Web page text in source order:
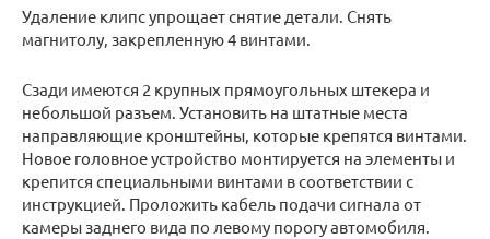
Удаление клипс упрощает снятие детали. Снять
магнитолу, закрепленную 4 винтами.
Сзади имеются 2 крупных прямоугольных штекера и
небольшой разъем. Установить на штатные места
направляющие кронштейны, которые крепятся винтами.
Новое головное устройство монтируется на элементы и
крепится специальными винтами в соответствии с
инструкцией. Проложить кабель подачи сигнала от
камеры заднего вида по левому порогу автомобиля.